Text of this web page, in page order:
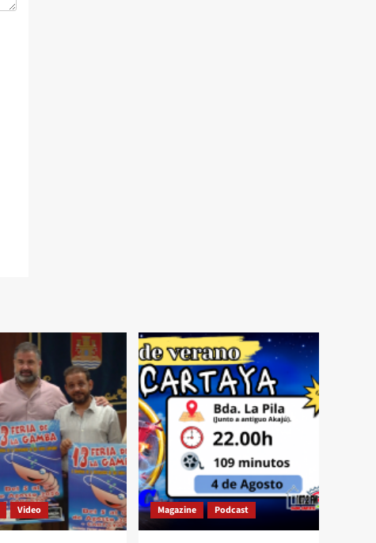
Video Magazine Podcast